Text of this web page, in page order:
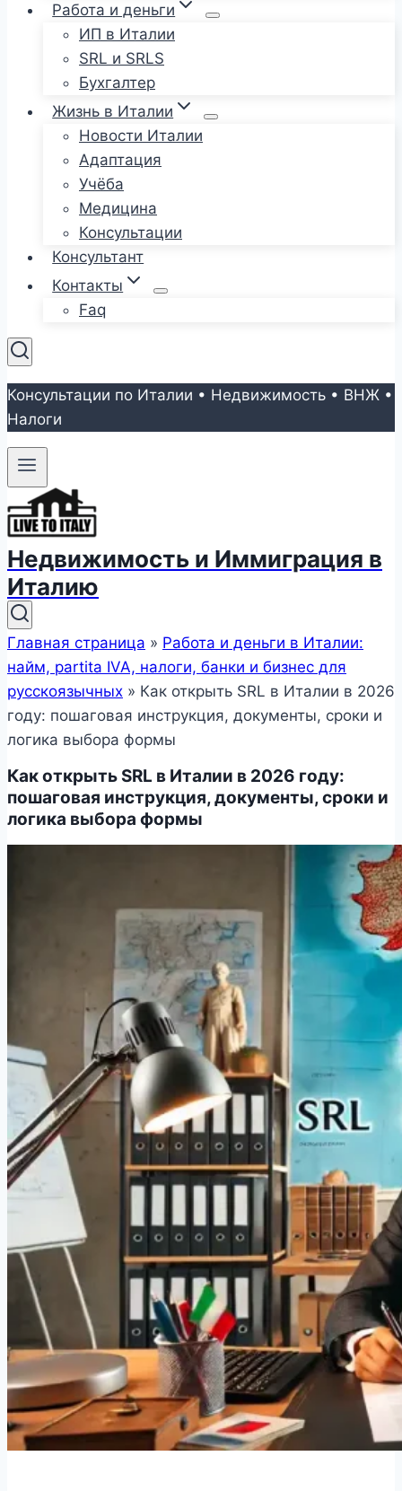
Работа и деньги
ИП в Италии
SRL и SRLS
Бухгалтер
Жизнь в Италии
Новости Италии
Адаптация
Учёба
Медицина
Консультации
Консультант
Контакты
Faq
Консультации по Италии • Недвижимость • ВНЖ •
Налоги
Недвижимость и Иммиграция в
Италию
Главная страница » Работа и деньги в Италии:
найм, partita IVA, налоги, банки и бизнес для
русскоязычных » Как открыть SRL в Италии в 2026
году: пошаговая инструкция, документы, сроки и
логика выбора формы
Как открыть SRL в Италии в 2026 году:
пошаговая инструкция, документы, сроки и
логика выбора формы